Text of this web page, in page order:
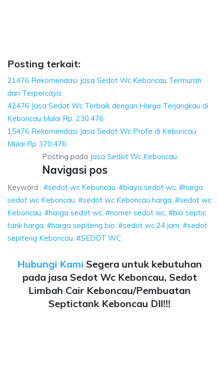
Posting terkait:
21476 Rekomendasi Jasa Sedot Wc Keboncau Termurah
dan Terpercaya
42476 Jasa Sedot Wc Terbaik dengan Harga Terjangkau di
Keboncau Mulai Rp. 230,476
15476 Rekomendasi Jasa Sedot Wc Profe di Keboncau
Mulai Rp 370,476
Posting pada Jasa Sedot Wc Keboncau
Navigasi pos
Keyword : #sedot wc Keboncau, #biaya sedot wc, #harga
sedot wc Keboncau, #sedot wc Keboncau harga, #sedot wc
Keboncau, #harga sedot wc, #nomer sedot wc, #bio septic
tank harga, #harga sepiteng bio, #sedot wc 24 jam, #sedot
sepiteng Keboncau, #SEDOT WC
Hubungi Kami Segera untuk kebutuhan
pada jasa Sedot Wc Keboncau, Sedot
Limbah Cair Keboncau/Pembuatan
Septictank Keboncau Dll!!!